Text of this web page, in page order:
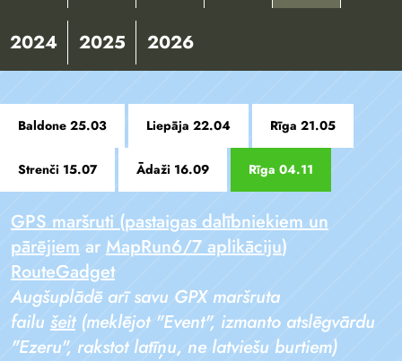
2024 2025 2026
Baldone 25.03 Liepāja 22.04 Rīga 21.05
Strenči 15.07 Ādaži 16.09 Rīga 04.11
GPS maršruti (pastaigas dalībniekiem un
pārējiem ar MapRun6/7 aplikāciju)
RouteGadget
Augšuplādē arī savu GPX maršruta
failu šeit(meklējot "Event", izmanto atslēgvārdu
"Ezeru", rakstot latīņu, ne latviešu burtiem)